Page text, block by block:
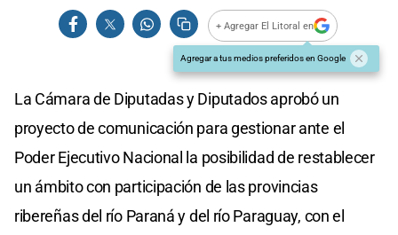
+ Agregar El Litoral en
Agregar a tus medios preferidos en Google
La Cámara de Diputadas y Diputados aprobó un
proyecto de comunicación para gestionar ante el
Poder Ejecutivo Nacional la posibilidad de restablecer
un ámbito con participación de las provincias
ribereñas del río Paraná y del río Paraguay, con el